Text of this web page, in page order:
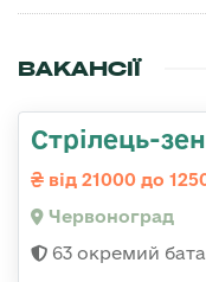
ВАКАНСІЇ
Стрілець-
від 21000 до
Червоноград
63 окремий